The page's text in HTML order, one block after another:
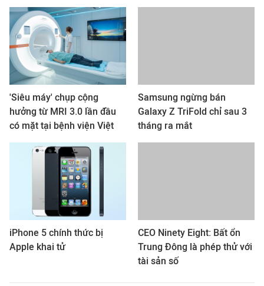
'Siêu máy' chụp cộng
hưởng từ MRI 3.0 lần đầu
có mặt tại bệnh viện Việt
Samsung ngừng bán
Galaxy Z TriFold chỉ sau 3
tháng ra mắt
iPhone 5 chính thức bị
Apple khai tử
CEO Ninety Eight: Bất ổn
Trung Đông là phép thử với
tài sản số